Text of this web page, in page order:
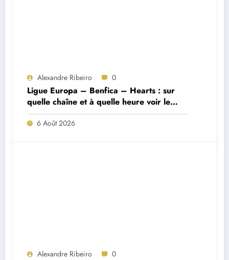
Alexandre Ribeiro 0
Ligue Europa – Benfica – Hearts : sur
quelle chaîne et à quelle heure voir le
match ?
6 Août 2026
Alexandre Ribeiro 0